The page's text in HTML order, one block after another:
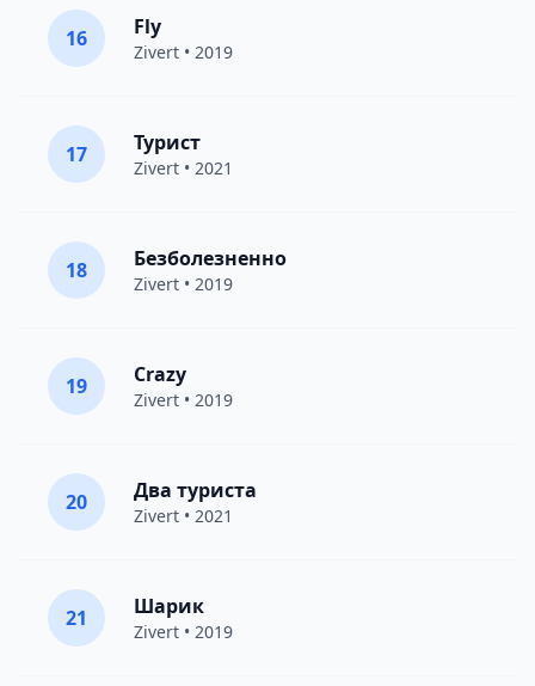
16 Fly
Zivert • 2019
17 Турист
Zivert • 2021
18 Безболезненно
Zivert • 2019
19 Crazy
Zivert • 2019
20 Два туриста
Zivert • 2021
21 Шарик
Zivert • 2019